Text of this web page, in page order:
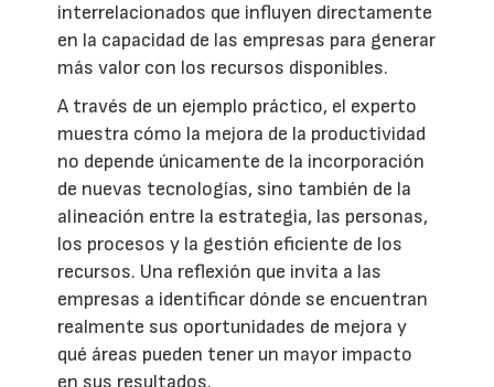
interrelacionados que influyen directamente
en la capacidad de las empresas para generar
más valor con los recursos disponibles.
A través de un ejemplo práctico, el experto
muestra cómo la mejora de la productividad
no depende únicamente de la incorporación
de nuevas tecnologías, sino también de la
alineación entre la estrategia, las personas,
los procesos y la gestión eficiente de los
recursos. Una reflexión que invita a las
empresas a identificar dónde se encuentran
realmente sus oportunidades de mejora y
qué áreas pueden tener un mayor impacto
en sus resultados.